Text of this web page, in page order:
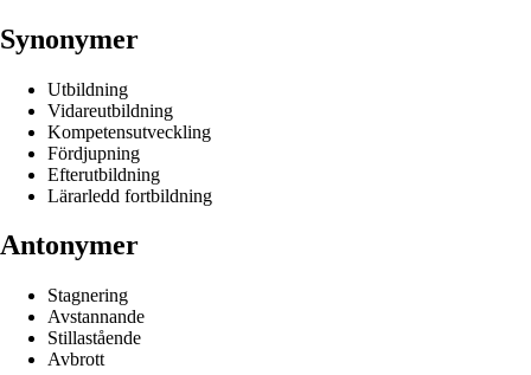
Synonymer
Utbildning
Vidareutbildning
Kompetensutveckling
Fördjupning
Efterutbildning
Lärarledd fortbildning
Antonymer
Stagnering
Avstannande
Stillastående
Avbrott